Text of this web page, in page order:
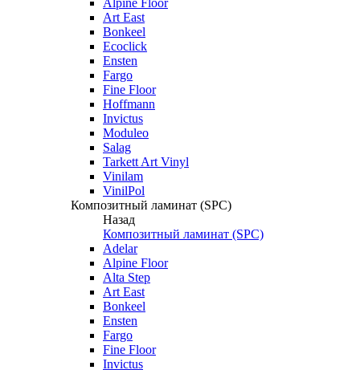
Alpine Floor
Art East
Bonkeel
Ecoclick
Ensten
Fargo
Fine Floor
Hoffmann
Invictus
Moduleo
Salag
Tarkett Art Vinyl
Vinilam
VinilPol
Композитный ламинат (SPC)
Назад
Композитный ламинат (SPC)
Adelar
Alpine Floor
Alta Step
Art East
Bonkeel
Ensten
Fargo
Fine Floor
Invictus